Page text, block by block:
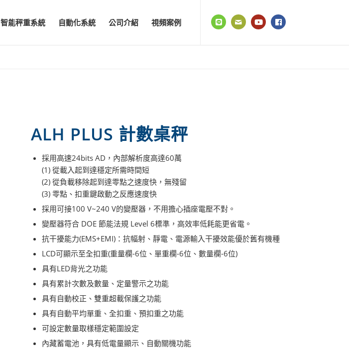
智能秤重系統 自動化系統 公司介紹 視頻案例
ALH PLUS 計數桌秤
採用高速24bits AD，內部解析度高達60萬
(1) 從載入起到達穩定所需時間短
(2) 從負載移除起到達零點之速度快，無殘留
(3) 零點、扣重鍵啟動之反應速度快
採用可接100 V~240 V的變壓器，不用擔心插座電壓不對。
變壓器符合 DOE 節能法規 Level 6標準，高效率低耗能更省電。
抗干擾能力(EMS+EMI)：抗幅射、靜電、電源輸入干擾效能優於舊有機種
LCD可顯示至全扣重(重量欄-6位、單重欄-6位、數量欄-6位)
具有LED背光之功能
具有累計次數及數量、定量警示之功能
具有自動校正、雙重超載保護之功能
具有自動平均單重、全扣重、預扣重之功能
可設定數量取樣穩定範圍設定
內藏蓄電池，具有低電量顯示、自動關機功能